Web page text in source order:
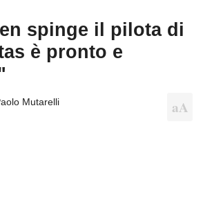
spinge il pilota di
è pronto e
Mutarelli